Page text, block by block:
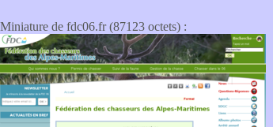
Miniature de fdc06.fr (87123 octets) :